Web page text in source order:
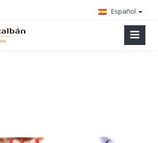
Español